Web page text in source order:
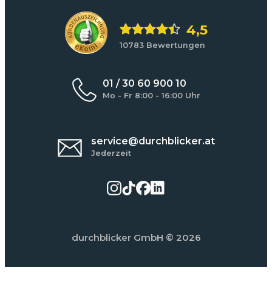
4,5
10783 Bewertungen
01 / 30 60 900 10
Mo - Fr 8:00 - 16:00 Uhr
service@durchblicker.at
Jederzeit
durchblicker GmbH © 2026